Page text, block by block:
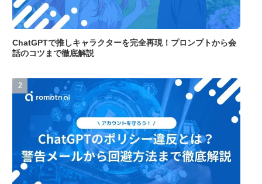
ChatGPTで推しキャラクターを完全再現！プロンプトから会
話のコツまで徹底解説